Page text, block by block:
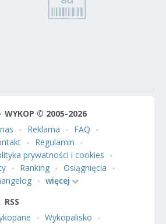
WYKOP © 2005-2026
Reklama
FAQ
Regulamin
prywatności i cookies
Ranking
Osiągnięcia
więcej
RSS
Wykopalisko